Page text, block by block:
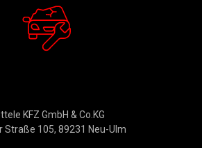
KFZ GmbH & Co.KG
Straße 105, 89231 Neu-Ulm